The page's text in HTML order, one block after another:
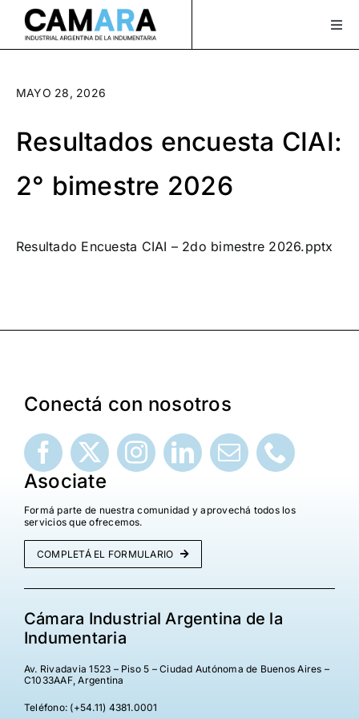
Saltar
contenido
Servicios
Actualidad
Bolsa de Trabajo
MAYO 28, 2026
Resultados encuesta CIAI:
2° bimestre 2026
Resultado Encuesta CIAI – 2do bimestre 2026.pptx
Conectá con nosotros
Asociate
Formá parte de nuestra comunidad y aprovechá todos los
servicios que ofrecemos.
COMPLETÁ EL FORMULARIO
Cámara Industrial Argentina de la
Indumentaria
Av. Rivadavia 1523 – Piso 5 – Ciudad Autónoma de Buenos Aires –
C1033AAF, Argentina
Teléfono: (+54.11) 4381.0001